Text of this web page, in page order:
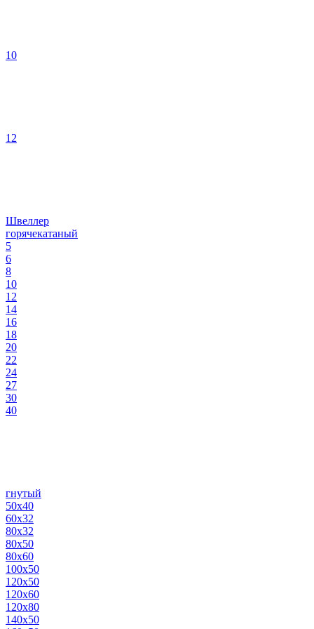
10
12
Швеллер
горячекатаный
5
6
8
10
12
14
16
18
20
22
24
27
30
40
гнутый
50х40
60х32
80х32
80х50
80х60
100х50
120х50
120х60
120х80
140х50